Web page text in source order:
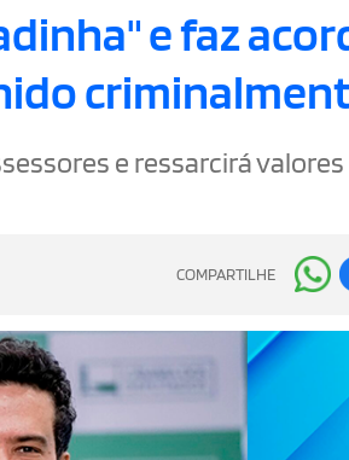
e faz
e ressarcirá
COMPARTILHE